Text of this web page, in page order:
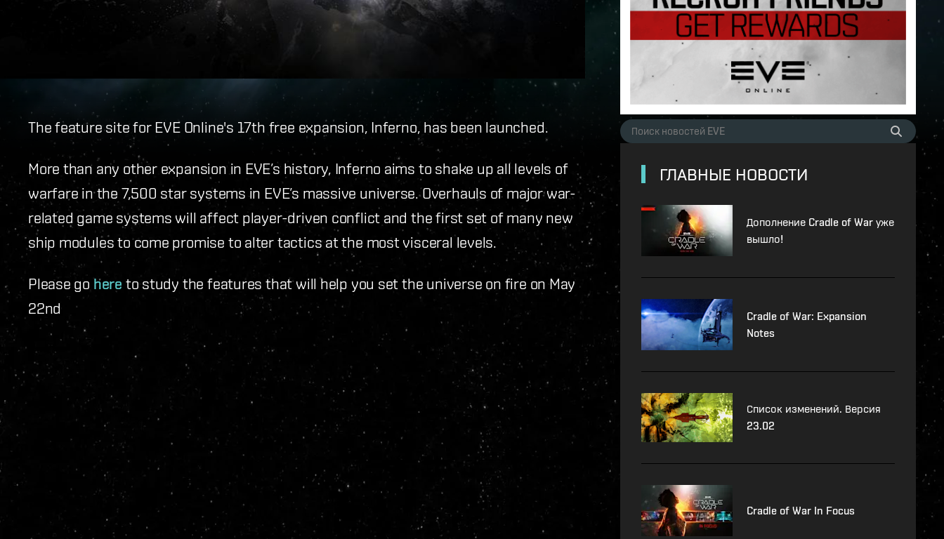
The feature site for EVE Online's 17th free expansion, Inferno, has been launched.
More than any other expansion in EVE’s history, Inferno aims to shake up all levels of
warfare in the 7,500 star systems in EVE’s massive universe. Overhauls of major war-
related game systems will affect player-driven conflict and the first set of many new
ship modules to come promise to alter tactics at the most visceral levels.
Please go here to study the features that will help you set the universe on fire on May
22nd
ГЛАВНЫЕ НОВОСТИ
Дополнение Cradle of War уже
вышло!
Cradle of War: Expansion
Notes
Список изменений. Версия
23.02
Cradle of War In Focus